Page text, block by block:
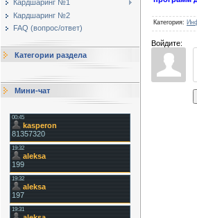
Кардшаринг №1
Кардшаринг №2
FAQ (вопрос/ответ)
Категории раздела
Мини-чат
Категория:
Войдите: